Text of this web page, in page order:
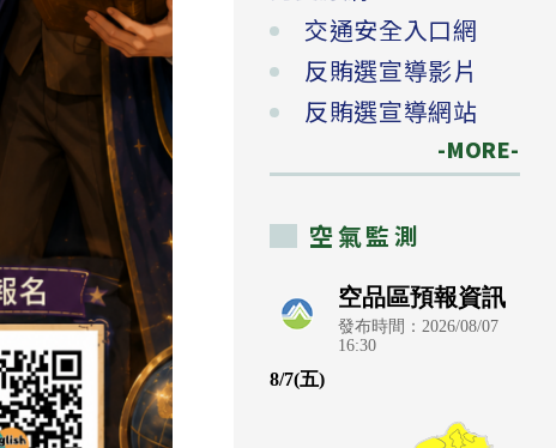
交通安全入口網
反賄選宣導影片
反賄選宣導網站
-MORE-
空氣監測